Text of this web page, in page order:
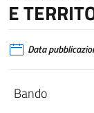
E
Data
Bando